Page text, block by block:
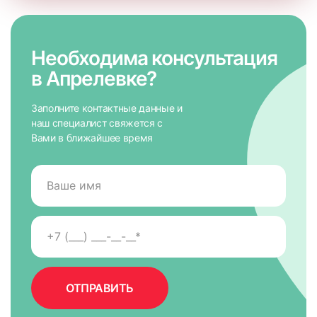
7. На направляющих снять защитную пленку для скотча,
приложить к окну и крепко прижать по всей высоте на 5-
10 сек. для максимально надежного крепления.
Необходима консультация
в Апрелевке?
Заполните контактные данные и
наш специалист свяжется с
Вами в ближайшее время